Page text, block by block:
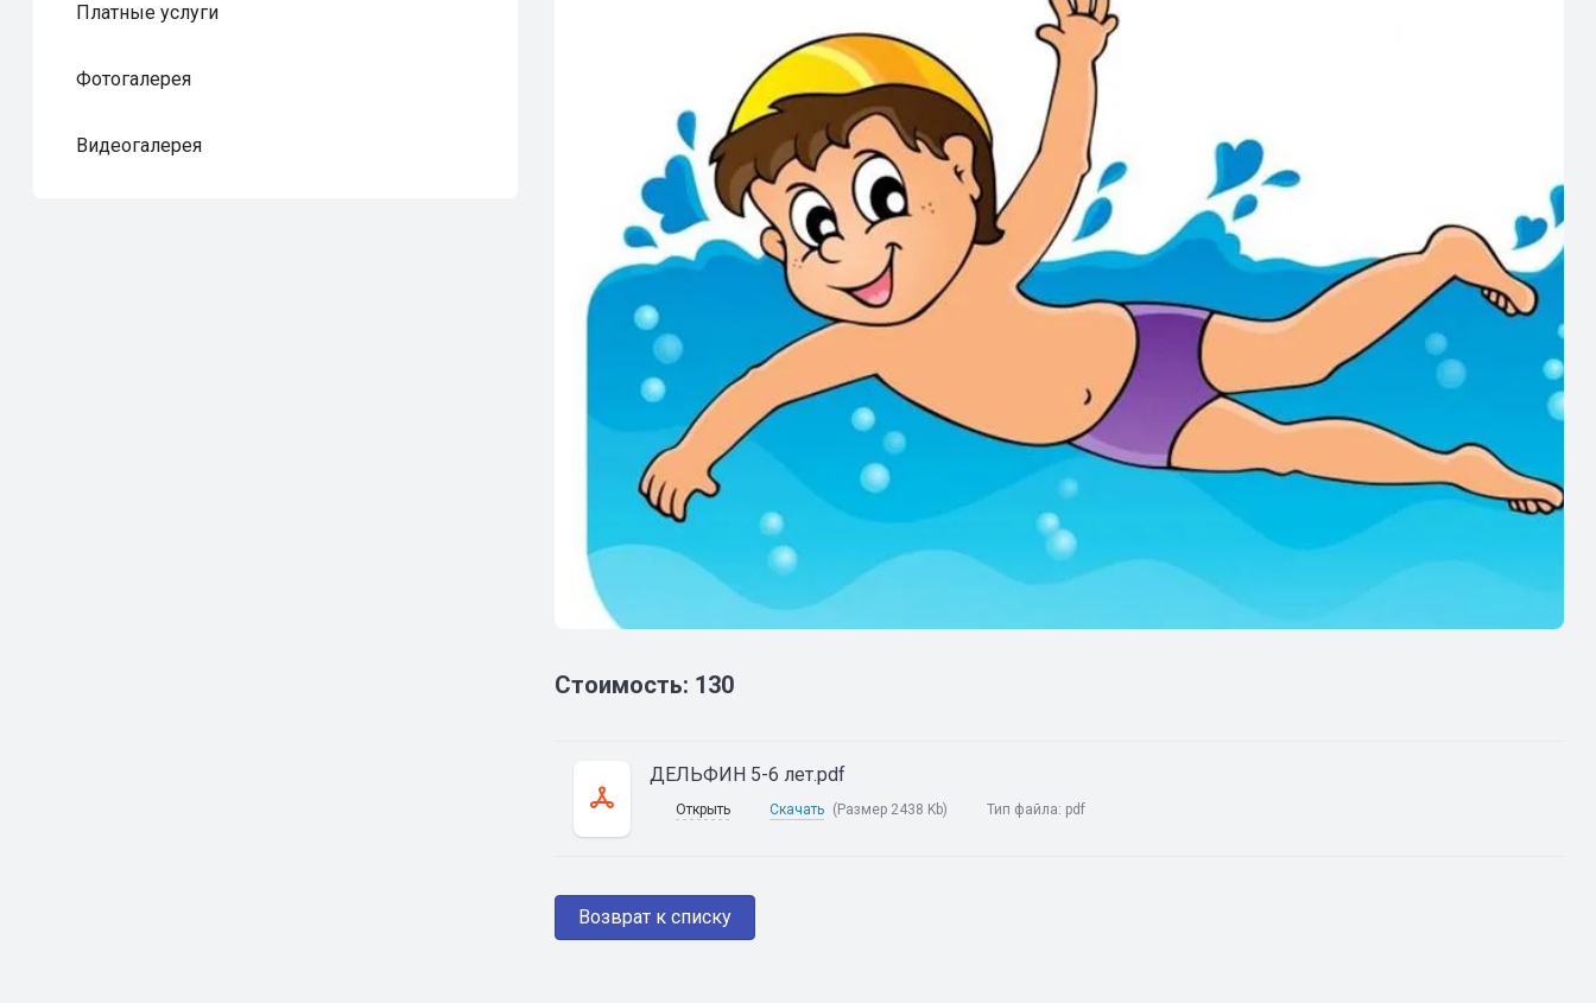
Платные услуги
Фотогалерея
Видеогалерея
Стоимость: 130
ДЕЛЬФИН 5-6 лет.pdf
Открыть Скачать (Размер 2438 Kb) Тип файла: pdf
Возврат к списку